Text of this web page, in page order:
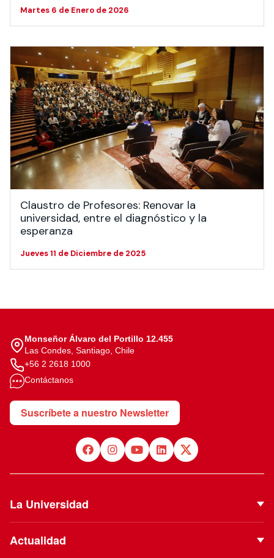
Martes 6 de Enero de 2026
Claustro de Profesores: Renovar la
universidad, entre el diagnóstico y la
esperanza
Jueves 11 de Diciembre de 2025
Monseñor Álvaro del Portillo 12.455
Las Condes, Santiago, Chile
+56 2 2618 1000
Contáctanos
Suscríbete a nuestro Newsletter
La Universidad
Actualidad